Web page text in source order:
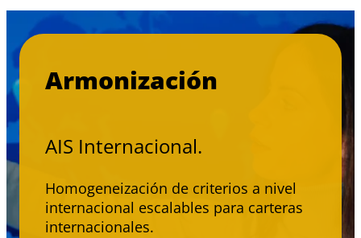
Armonización
AIS Internacional.
Homogeneización de criterios a nivel
internacional escalables para carteras
internacionales.